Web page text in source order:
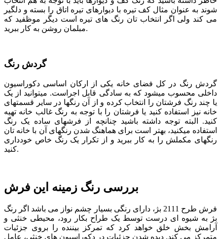
شوند به عنوان مثال کف تیره با دیوارهای تیره اتاق را بسته و دلگیر
می کند ولی اگر انتخاب تان رنگ های تیره است دیگر موظفید که
مبلمان روشن به کار ببرید.
گردش رنگ
گردش رنگ در کل فضای خانه یکی از ارکان اساسی دکوراسیون
داخلی محسوب می­شود که به سادگی قابل اجراست. می­توانید از یک
یا چند رنگ فرش­تان را انتخاب کرده و از آن رنگ­ها در سایر قسمت­های
خانه نیز استفاده کنید یا فرشتان را با توجه به رنگ غالب خانه تهیه
کنید. البته توجه داشته باشید چنانچه از فرش­های ساده یک رنگ
استفاده می­کنید، بهتر است برای هماهنگ شدن رنگ­های آن با خانه­ تان
رنگ­های مکملش را به کار ببرید و از تکرار یک رنگ خاص خودداری
کنید.
بررسی رنگ زمینه این فرش
فرش طرح 2111 بژ، دارای رنگی بسیار چشم نواز می­ باشد اگر رنگ
بژ به شیوه ای درست توسط یک طراح بکار رود، محیطی خنثی و
آرامش بخش خلق خواهد کرد که تمرکز بیننده را بروی جزئیات
متمرکز می کند. دیده شدن جزئیات در دکوراسیون های خنثی، عامل